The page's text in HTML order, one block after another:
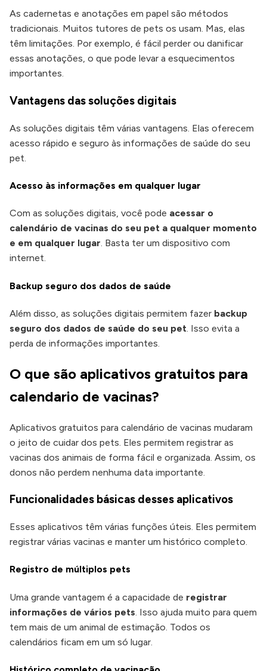
As cadernetas e anotações em papel são métodos
tradicionais. Muitos tutores de pets os usam. Mas, elas
têm limitações. Por exemplo, é fácil perder ou danificar
essas anotações, o que pode levar a esquecimentos
importantes.
Vantagens das soluções digitais
As soluções digitais têm várias vantagens. Elas oferecem
acesso rápido e seguro às informações de saúde do seu
pet.
Acesso às informações em qualquer lugar
Com as soluções digitais, você pode acessar o
calendário de vacinas do seu pet a qualquer momento
e em qualquer lugar. Basta ter um dispositivo com
internet.
Backup seguro dos dados de saúde
Além disso, as soluções digitais permitem fazer backup
seguro dos dados de saúde do seu pet . Isso evita a
perda de informações importantes.
O que são aplicativos gratuitos para
calendario de vacinas?
Aplicativos gratuitos para calendário de vacinas mudaram
o jeito de cuidar dos pets. Eles permitem registrar as
vacinas dos animais de forma fácil e organizada. Assim, os
donos não perdem nenhuma data importante.
Funcionalidades básicas desses aplicativos
Esses aplicativos têm várias funções úteis. Eles permitem
registrar várias vacinas e manter um histórico completo.
Registro de múltiplos pets
Uma grande vantagem é a capacidade de registrar
informações de vários pets . Isso ajuda muito para quem
tem mais de um animal de estimação. Todos os
calendários ficam em um só lugar.